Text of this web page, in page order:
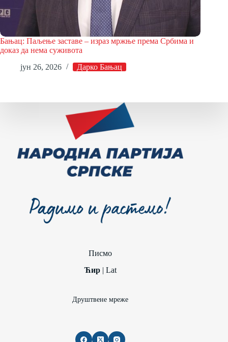
Бањац: Паљење заставе – израз мржње према Србима и
доказ да нема суживота
јун 26, 2026
Дарко Бањац
Писмо
Ћир| Lat
Друштвене мреже